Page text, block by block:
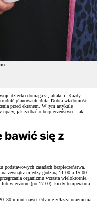
dziecko domaga się atrakcji. Każdy
planowanie dnia. Dobra wiadomość
przed ekranem. W tym artykule
jak zadbać o bezpieczeństwo i jak
bawić się z
zasadach bezpieczeństwa.
na zewnątrz między godziną 11:00 a 15:00 –
organizmu wzrasta wielokrotnie.
wieczorne (po 17:00), kiedy temperatura
minut nawet gdy nie zgłasza pragnienia,